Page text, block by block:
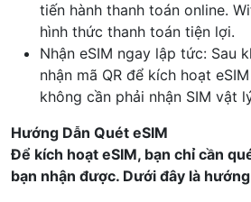
tiến hành thanh toán online.
hình thức thanh toán tiện lợi.
Nhận eSIM ngay lập tức: Sau
nhận mã QR để kích hoạt
không cần phải nhận SIM vật
Hướng Dẫn Quét eSIM
Để kích hoạt eSIM, bạn chỉ cần
bạn nhận được. Dưới đây là